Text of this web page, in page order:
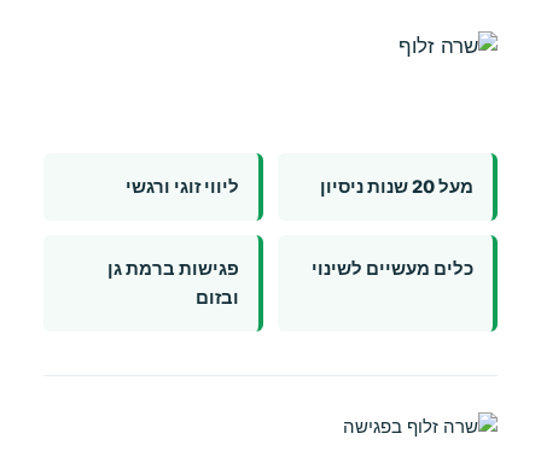
מעל 20 שנות ניסיון ליווי זוגי ורגשי
כלים מעשיים לשינוי
פגישות ברמת גן
ובזום